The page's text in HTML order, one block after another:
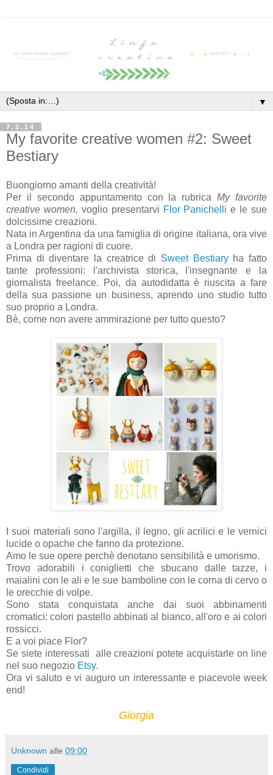
▼
7.2.14
My favorite creative women #2: Sweet
Bestiary
Buongiorno amanti della creatività!
Per il secondo appuntamento con la rubricaMy favorite
creative women, voglio presentarvi Flor Panichelli e le sue
dolcissime creazioni.
Nata in Argentina da una famiglia di origine italiana, ora vive
a Londra per ragioni di cuore.
Prima di diventare la creatrice di Sweet Bestiaryha fatto
tante professioni: l'archivista storica, l'insegnante e la
giornalista freelance. Poi, da autodidatta è riuscita a fare
della sua passione un business, aprendo uno studio tutto
suo proprio a Londra.
Bè, come non avere ammirazione per tutto questo?
I suoi materiali sono l'argilla, il legno, gli acrilici e le vernici
lucide o opache che fanno da protezione.
Amo le sue opere perchè denotano sensibilità e umorismo.
Trovo adorabili i coniglietti che sbucano dalle tazze, i
maialini con le ali e le sue bamboline con le corna di cervo o
le orecchie di volpe.
Sono stata conquistata anche dai suoi abbinamenti
cromatici: colori pastello abbinati al bianco, all'oro e ai colori
rossicci.
E a voi piace Flor?
Se siete interessati alle creazioni potete acquistarle on line
nel suo negozio Etsy.
Ora vi saluto e vi auguro un interessante e piacevole week
end!
Giorgia
Unknown alle 09:00
Condividi